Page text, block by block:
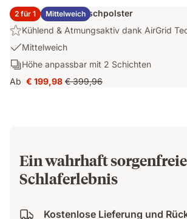
kühlendem
Bezug
€ 179,50 Preis
€ 359,00
2 für 1 Mittelweich
2x Emma Elite Flauschpolster
Highlight:
Kühlend
&
Atmungsaktiv
dank
Kühlend & Atmungsaktiv dank AirGrid
USP
1:
Mittelweich
Mittelweich
Schichten:
Höhe
anpassbar
Höhe anpassbar mit 2 Schichten
Ab
Preis
€ 199,98 Ursprünglicher
€ 399,96
Ein wahrhaft
Schlaferlebnis
Kostenlose Lieferung und